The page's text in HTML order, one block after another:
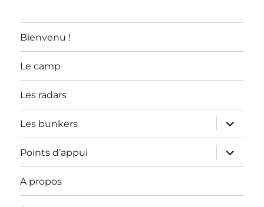
Bienvenu !
Le camp
Les radars
Les bunkers
ouvrir
le
sous-
menu
Points d’appui
ouvrir
le
sous-
A propos